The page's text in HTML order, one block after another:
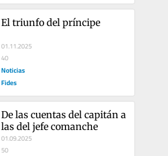
El triunfo del príncipe
01.11.2025
40
Noticias
Fides
De las cuentas del capitán a
las del jefe comanche
01.09.2025
50